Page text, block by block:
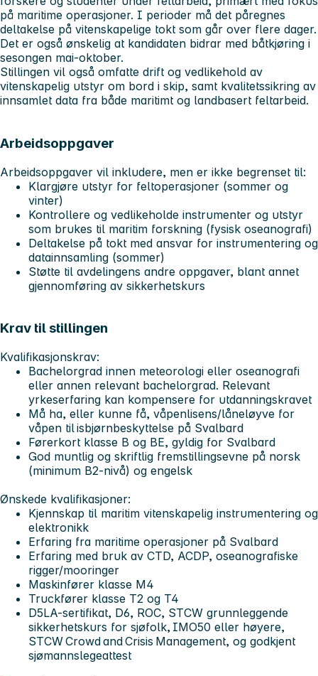
på maritime operasjoner. I perioder må det påregnes
deltakelse på vitenskapelige tokt som går over flere dager.
Det er også ønskelig at kandidaten bidrar med båtkjøring i
sesongen mai-oktober.
Stillingen vil også omfatte drift og vedlikehold av
vitenskapelig utstyr om bord i skip, samt kvalitetssikring av
innsamlet data fra både maritimt og landbasert feltarbeid.
Arbeidsoppgaver
Arbeidsoppgaver vil inkludere, men er ikke begrenset til:
Klargjøre utstyr for feltoperasjoner (sommer og
vinter)
Kontrollere og vedlikeholde instrumenter og utstyr
som brukes til maritim forskning (fysisk oseanografi)
Deltakelse på tokt med ansvar for instrumentering og
datainnsamling (sommer)
Støtte til avdelingens andre oppgaver, blant annet
gjennomføring av sikkerhetskurs
Krav til stillingen
Kvalifikasjonskrav:
Bachelorgrad innen meteorologi eller oseanografi
eller annen relevant bachelorgrad. Relevant
yrkeserfaring kan kompensere for utdanningskravet
Må ha, eller kunne få, våpenlisens/låneløyve for
våpen til isbjørnbeskyttelse på Svalbard
Førerkort klasse B og BE, gyldig for Svalbard
God muntlig og skriftlig fremstillingsevne på norsk
(minimum B2-nivå) og engelsk
Ønskede kvalifikasjoner:
Kjennskap til maritim vitenskapelig instrumentering og
elektronikk
Erfaring fra maritime operasjoner på Svalbard
Erfaring med bruk av CTD, ACDP, oseanografiske
rigger/mooringer
Maskinfører klasse M4
Truckfører klasse T2 og T4
D5LA-sertifikat, D6, ROC, STCW grunnleggende
sikkerhetskurs for sjøfolk, IMO50 eller høyere,
STCW Crowd and Crisis Management, og godkjent
sjømannslegeattest